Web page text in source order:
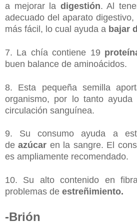
a mejorar la digestión. Al
adecuado del aparato
más fácil, lo cual ayuda a bajar
7. La chía contiene 19
buen balance de aminoácidos.
8. Esta pequeña semilla
organismo, por lo tanto
circulación sanguínea.
9. Su consumo ayuda a
deazúcar en la sangre. El
es ampliamente recomendado.
10. Su alto contenido en
problemas de estreñimiento.
-Brión